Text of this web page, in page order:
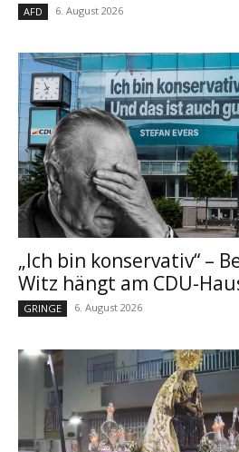
AFD 6. August 2026
„Ich bin konservativ“ –
Witz hängt am CDU-
GRINGE 6. August 2026